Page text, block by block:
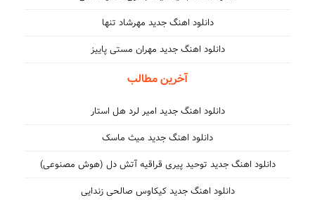
دانلود اهنگ جدید مهرشاد تنها
دانلود اهنگ جدید مهران مستی پاییز
آخرین مطالب
دانلود اهنگ جدید امیر لرد هل استار
دانلود اهنگ جدید میث ماسک
دانلود اهنگ جدید توحید پیری قراقیه آتش دل (هوش مصنوعی)
دانلود اهنگ جدید کیکاوس صالحی زندایی